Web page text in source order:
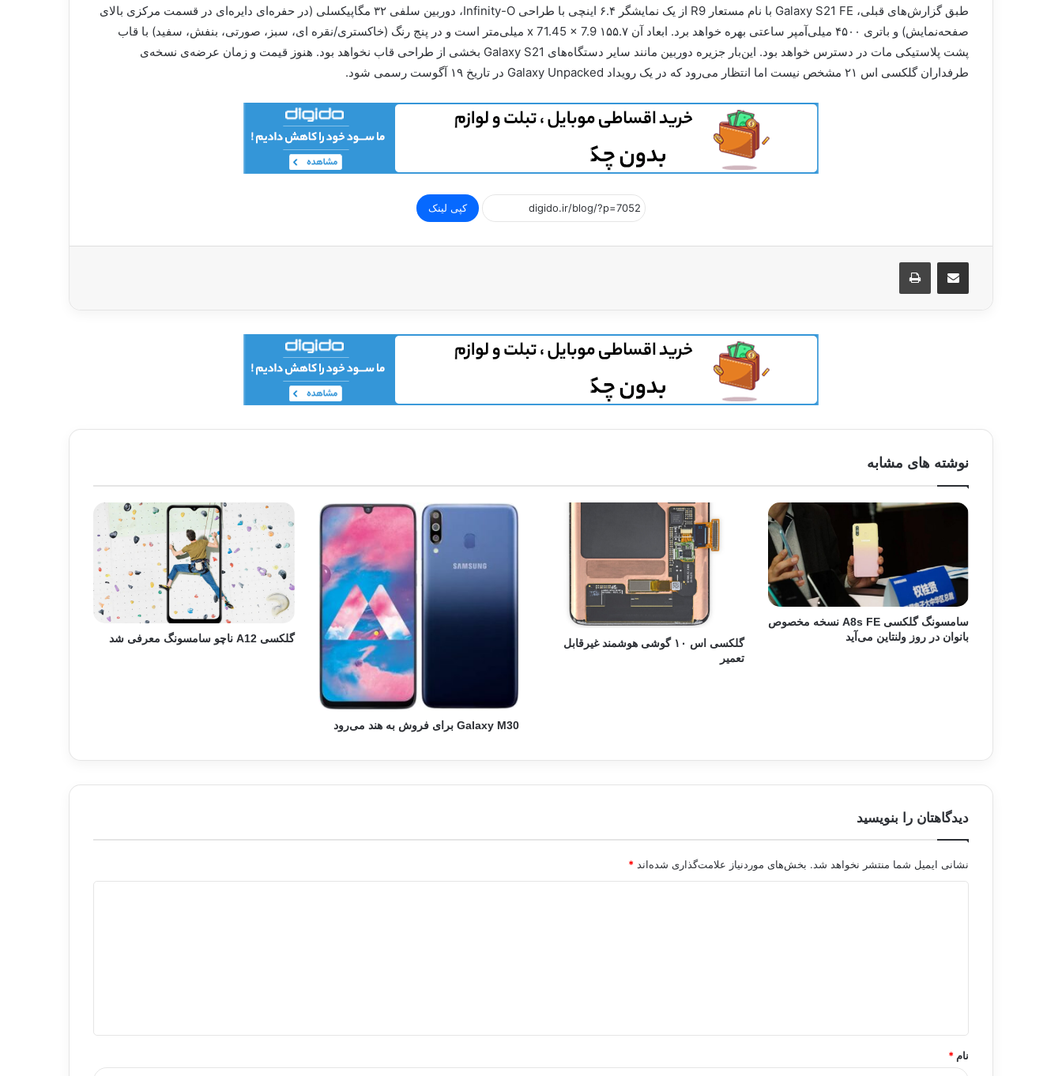
طبق گزارش‌های قبلی، Galaxy S21 FE با نام مستعار R9 از یک نمایشگر ۶.۴ اینچی با طراحی Infinity-O، دوربین سلفی ۳۲ مگاپیکسلی (در حفره‌ای دایره‌ای در قسمت مرکزی بالای
صفحه‌نمایش) و باتری ۴۵۰۰ میلی‌آمپر ساعتی بهره خواهد برد. ابعاد آن ۱۵۵.۷ x 71.45 x 7.9 میلی‌متر است و در پنج رنگ (خاکستری/نقره ای، سبز، صورتی، بنفش، سفید) با قاب
پشت پلاستیکی مات در دسترس خواهد بود. این‌بار جزیره دوربین مانند سایر دستگاه‌های Galaxy S21 بخشی از طراحی قاب نخواهد بود. هنوز قیمت و زمان عرضه‌ی نسخه‌ی
طرفداران گلکسی اس ۲۱ مشخص نیست اما انتظار می‌رود که در یک رویداد Galaxy Unpacked در تاریخ ۱۹ آگوست رسمی شود.
کپی لینک
اشتراک گذاری از طریق ایمیل چاپ
نوشته های مشابه
سامسونگ گلکسی A8s FE نسخه مخصوص
بانوان در روز ولنتاین می‌آید
گلکسی اس ۱۰ گوشی هوشمند غیرقابل
تعمیر
Galaxy M30 برای فروش به هند می‌رود
گلکسی A12 ناچو سامسونگ معرفی شد
دیدگاهتان را بنویسید
نشانی ایمیل شما منتشر نخواهد شد. بخش‌های موردنیاز علامت‌گذاری شده‌اند *
*
نام *